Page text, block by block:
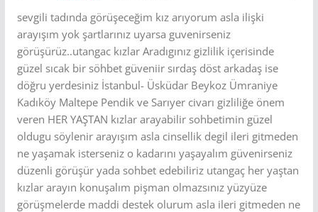
sevgili tadında görüşeceğim kız arıyorum asla ilişki
arayışım yok şartlarınız uyarsa guvenirseniz
görüşürüz..utangac kızlar Aradıgınız gizlilik içerisinde
güzel sıcak bir söhbet güveniir sırdaş döst arkadaş ise
döğru yerdesiniz İstanbul- Üsküdar Beykoz Ümraniye
Kadıköy Maltepe Pendik ve Sarıyer civarı gizliliğe önem
veren HER YAŞTAN kızlar arayabilir sohbetimin güzel
oldugu söylenir arayışım asla cinsellik degil ileri gitmeden
ne yaşamak isterseniz o kadarını yaşayalım güvenirseniz
düzenli görüşür yada sohbet edebiliriz utangaç her yaştan
kızlar arayın konuşalım pişman olmazsınız yüzyüze
görüşmelerde maddi destek olurum asla ileri gitmeden ne